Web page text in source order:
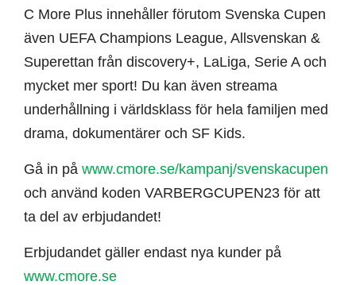
C More Plus innehåller förutom Svenska Cupen
även UEFA Champions League, Allsvenskan &
Superettan från discovery+, LaLiga, Serie A och
mycket mer sport! Du kan även streama
underhållning i världsklass för hela familjen med
drama, dokumentärer och SF Kids.
Gå in på www.cmore.se/kampanj/svenskacupen
och använd koden VARBERGCUPEN23 för att
ta del av erbjudandet!
Erbjudandet gäller endast nya kunder på
www.cmore.se